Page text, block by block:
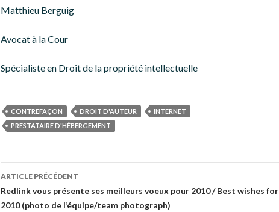
Matthieu Berguig
Avocat à la Cour
Spécialiste en Droit de la propriété intellectuelle
CONTREFAÇON DROIT D'AUTEUR
INTERNET
PRESTATAIRE D'HÉBERGEMENT
Navigation
des
ARTICLE PRÉCÉDENT
Redlink vous présente ses meilleurs voeux pour 2010 / Best wishes for
2010 (photo de l’équipe/team photograph)